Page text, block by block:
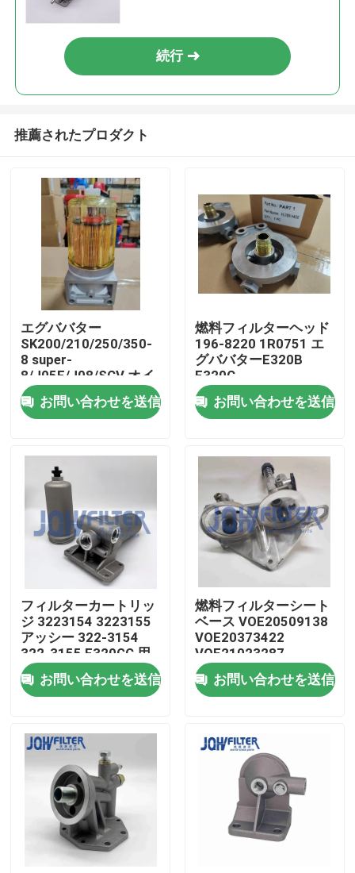
家へ
製品
ビデオ
わたしたち に つい て
工場 ツアー
品質管理
ニュース
引金 を 求め て ください
掘削機のエア フィルター
続行
推薦されたプロダクト
エグババター
SK200/210/250/350-
8 super-
8/J05E/J08/SCV オイ
ル・ウォーター・セパ
レーター組 ディーゼル
フィルター
お問い合わせを送信
燃料フィルターヘッド
196-8220 1R0751 エ
グババターE320B
E320C
お問い合わせを送信
フィルターカートリッ
ジ 3223154 3223155
アッシー 322-3154
322-3155 E320GC 用
のオイルフィルター要
素組成お問い合わせを送信
燃料フィルターシート
ベース VOE20509138
VOE20373422
VOE21023287
21023285 EC4810D
MP7/8/10 D11/12/13
お問い合わせを送信